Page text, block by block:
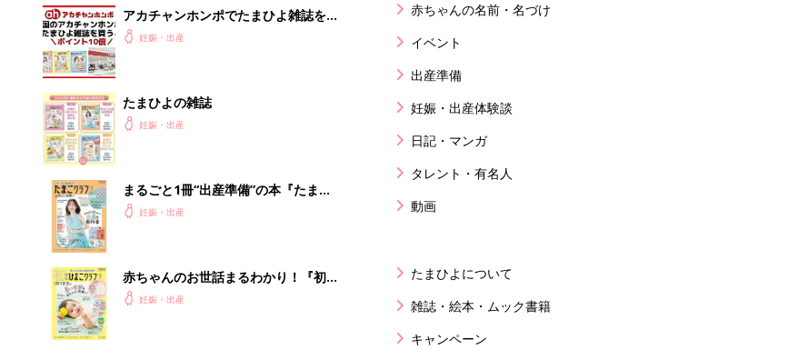
アカチャンホンポでたまひよ雑誌を買
うとポイント10倍【期間限定】
妊娠・出産
たまひよの雑誌
妊娠・出産
まるごと1冊“出産準備”の本『たまご
クラブ 夏号』〈スペシャル大特集〉
妊娠・出産
赤ちゃんのお世話まるわかり！『初め
てのひよこクラブ 夏号』〈巻頭大特
妊娠・出産
赤ちゃんの名前・名づけ
イベント
出産準備
妊娠・出産体験談
日記・マンガ
タレント・有名人
動画
たまひよについて
雑誌・絵本・ムック書籍
キャンペーン